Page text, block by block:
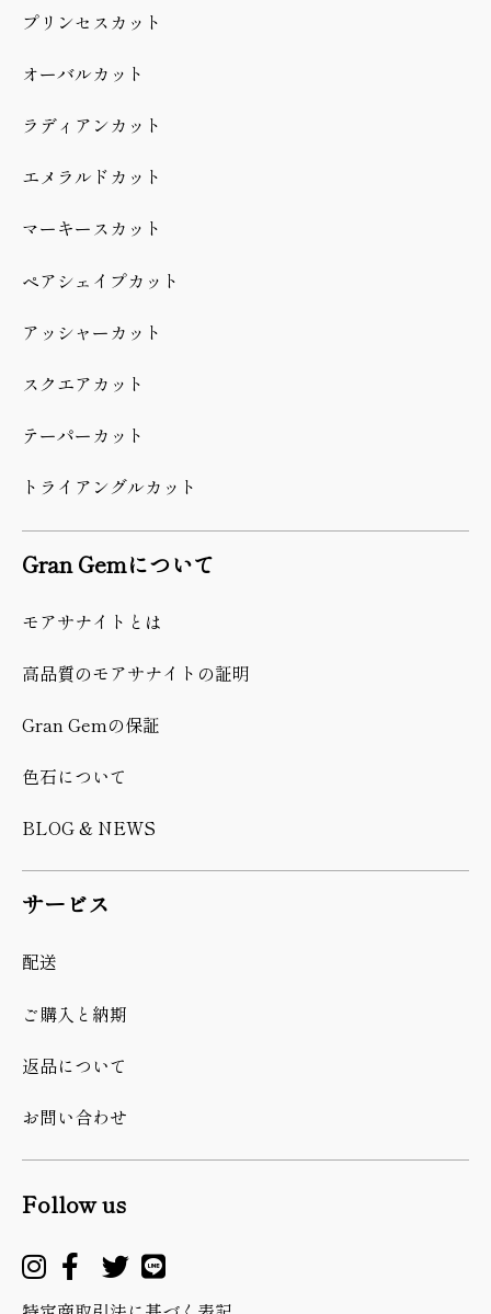
プリンセスカット
オーバルカット
ラディアンカット
エメラルドカット
マーキースカット
ペアシェイプカット
アッシャーカット
スクエアカット
テーパーカット
トライアングルカット
Gran Gemについて
モアサナイトとは
高品質のモアサナイトの証明
Gran Gemの保証
色石について
BLOG & NEWS
サービス
配送
ご購入と納期
返品について
お問い合わせ
Follow us